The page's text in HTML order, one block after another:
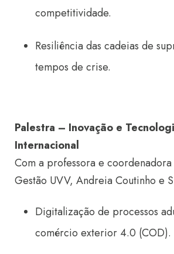
competitividade.
Resiliência das cadeias de
tempos de crise.
Palestra – Inovação e
Internacional
Com a professora e coordenadora
Gestão UVV, Andreia Coutinho e
Digitalização de processos
comércio exterior 4.0 (COD).